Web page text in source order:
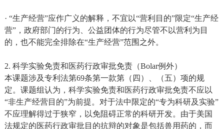
· “生产经营”应作广义的解释，不宜以“营利目的”限定“生产经
营”，政府部门的行为、公益团体的行为尽管不以营利为目
的，也不能完全排除在“生产经营”范围之外。
2. 科学实验免责和医药行政审批免责（Bolar例外）
本课题涉及专利法第69条第一款第（四）、（五）项的规
定。课题组认为，科学实验免责和医药行政审批免责不应以
“非生产经营目的”为前提。对于法中限定的“专为科研及实验”
不应理解得过于狭窄，以免阻碍正常的科研开发。由于美国
法规定的医药行政审批目的抗辩的对象是包括兽用药的，而